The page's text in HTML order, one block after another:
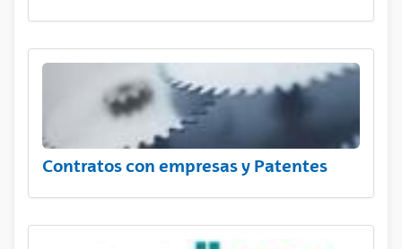
Contratos con empresas y Patentes